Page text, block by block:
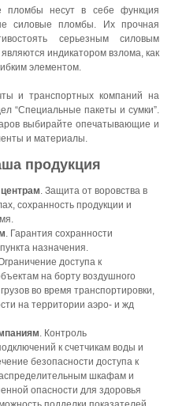
пломбы несут в себе функция
силовые пломбы. Их прочная
серьезным силовым
индикатором взлома, как
элементом.
и транспортных компаний на
“Специальные пакеты и сумки”.
выбирайте опечатывающие и
и материалы.
продукция
. Защита от воровства в
сохранность продукции и
. Гарантия сохранности
назначения.
Ограничение доступа к
на борту воздушного
во время транспортировки,
на территории аэро- и жд
. Контроль
к счетчикам воды и
безопасности доступа к
шкафам и
опасности для здоровья